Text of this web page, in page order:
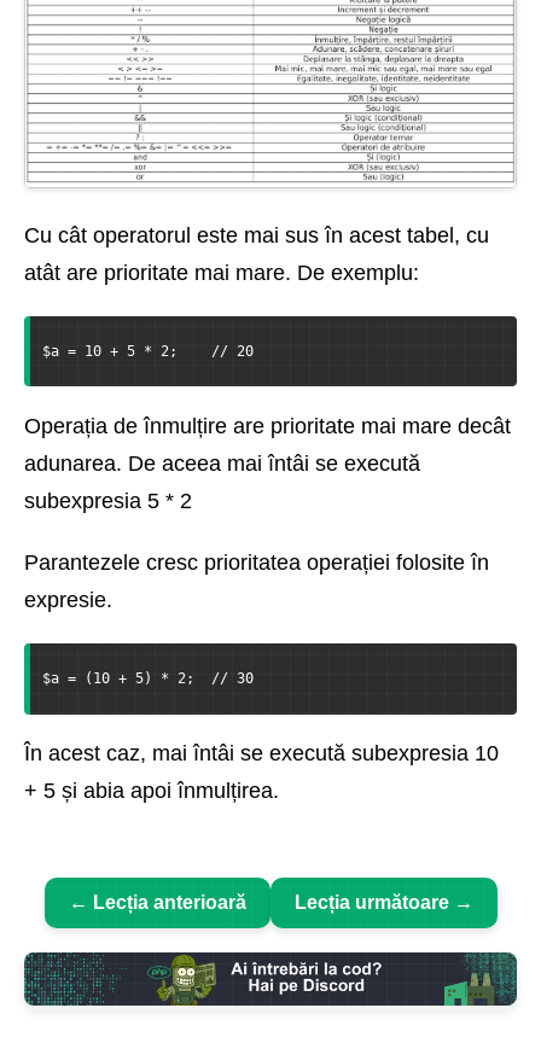
Cu cât operatorul este mai sus în acest tabel, cu
atât are prioritate mai mare. De exemplu:
$a = 10 + 5 * 2;    // 20
Operația de înmulțire are prioritate mai mare decât
adunarea. De aceea mai întâi se execută
subexpresia 5 * 2
Parantezele cresc prioritatea operației folosite în
expresie.
$a = (10 + 5) * 2;  // 30
În acest caz, mai întâi se execută subexpresia 10
+ 5 și abia apoi înmulțirea.
← Lecția anterioară Lecția următoare →